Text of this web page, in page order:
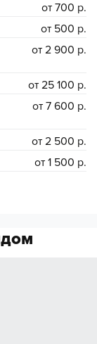
от 700 р.
от 500 р.
от 2 900 р.
от 25 100 р.
от 7 600 р.
от 2 500 р.
от 1 500 р.